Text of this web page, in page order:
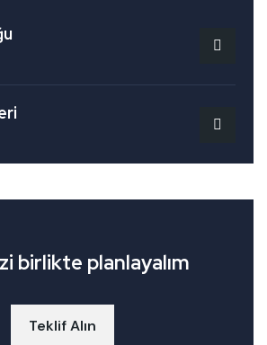
birlikte planlayalım
Teklif Alın